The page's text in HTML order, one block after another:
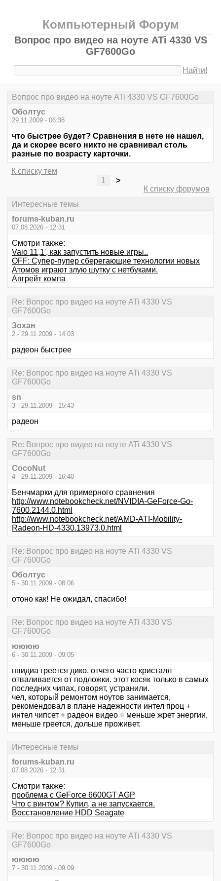
Компьютерный Форум
Вопрос про видео на ноуте ATi 4330 VS
GF7600Go
Найти!
Вопрос про видео на ноуте ATi 4330 VS GF7600Go
Оболтус
29.11.2009 - 06:38
что быстрее будет? Сравнения в нете не нашел,
да и скорее всего никто не сравнивал столь
разные по возрасту карточки.
К списку тем
1
>
К списку форумов
Интересные темы
forums-kuban.ru
07.08.2026 - 12:31
Смотри также:
Vaio 11,1', как запустить новые игры..
OFF: Супер-пупер сберегающие технологии новых
Атомов играют злую шутку с нетбуками.
Апгрейт компа
Re: Вопрос про видео на ноуте ATi 4330 VS
GF7600Go
Зохан
2 - 29.11.2009 - 14:03
радеон быстрее
Re: Вопрос про видео на ноуте ATi 4330 VS
GF7600Go
sn
3 - 29.11.2009 - 15:43
радеон
Re: Вопрос про видео на ноуте ATi 4330 VS
GF7600Go
CocoNut
4 - 29.11.2009 - 16:40
Бенчмарки для примерного сравнения
http://www.notebookcheck.net/NVIDIA-GeForce-Go-
7600.2144.0.html
http://www.notebookcheck.net/AMD-ATI-Mobility-
Radeon-HD-4330.13973.0.html
Re: Вопрос про видео на ноуте ATi 4330 VS
GF7600Go
Оболтус
5 - 30.11.2009 - 08:06
отоно как! Не ожидал, спасибо!
Re: Вопрос про видео на ноуте ATi 4330 VS
GF7600Go
юююю
6 - 30.11.2009 - 09:05
нвидиа греется дико, отчего часто кристалл
отваливается от подложки. этот косяк только в самых
последних чипах, говорят, устранили.
чел, который ремонтом ноутов занимается,
рекомендовал в плане надежности интел проц +
интел чипсет + радеон видео = меньше жрет энергии,
меньше греется, дольше проживет.
Интересные темы
forums-kuban.ru
07.08.2026 - 12:31
Смотри также:
проблема с GeForce 6600GT AGP
Что с винтом? Купил, а не запускается.
Восстановление HDD Seagate
Re: Вопрос про видео на ноуте ATi 4330 VS
GF7600Go
юююю
7 - 30.11.2009 - 09:09